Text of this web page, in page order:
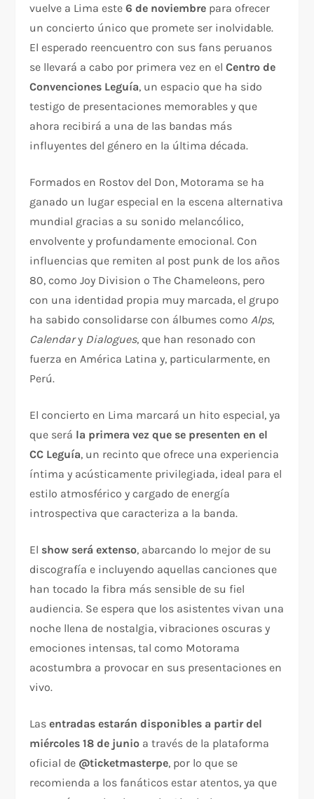
vuelve a Lima este6 de noviembre para ofrecer
un concierto único que promete ser inolvidable.
El esperado reencuentro con sus fans peruanos
se llevará a cabo por primera vez en elCentro de
Convenciones Leguía, un espacio que ha sido
testigo de presentaciones memorables y que
ahora recibirá a una de las bandas más
influyentes del género en la última década.
Formados en Rostov del Don, Motorama se ha
ganado un lugar especial en la escena alternativa
mundial gracias a su sonido melancólico,
envolvente y profundamente emocional. Con
influencias que remiten al post punk de los años
80, como Joy Division o The Chameleons, pero
con una identidad propia muy marcada, el grupo
ha sabido consolidarse con álbumes comoAlps,
Calendary Dialogues, que han resonado con
fuerza en América Latina y, particularmente, en
Perú.
El concierto en Lima marcará un hito especial, ya
que será la primera vez que se presenten en el
CC Leguía, un recinto que ofrece una experiencia
íntima y acústicamente privilegiada, ideal para el
estilo atmosférico y cargado de energía
introspectiva que caracteriza a la banda.
El show será extenso, abarcando lo mejor de su
discografía e incluyendo aquellas canciones que
han tocado la fibra más sensible de su fiel
audiencia. Se espera que los asistentes vivan una
noche llena de nostalgia, vibraciones oscuras y
emociones intensas, tal como Motorama
acostumbra a provocar en sus presentaciones en
vivo.
Lasentradas estarán disponibles a partir del
miércoles 18 de junio a través de la plataforma
oficial de @ticketmasterpe, por lo que se
recomienda a los fanáticos estar atentos, ya que